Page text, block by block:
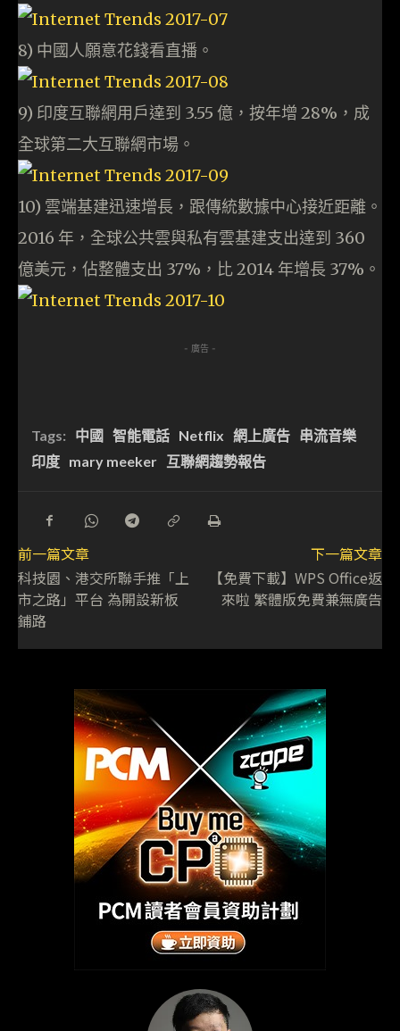
8) 中國人願意花錢看直播。
9) 印度互聯網用戶達到 3.55 億，按年增 28%，成
全球第二大互聯網市場。
10) 雲端基建迅速增長，跟傳統數據中心接近距離。
2016 年，全球公共雲與私有雲基建支出達到 360
億美元，佔整體支出 37%，比 2014 年增長 37%。
- 廣告 -
Tags: 中國 智能電話 Netflix 網上廣告 串流音樂
印度 mary meeker 互聯網趨勢報告
前一篇文章
科技園、港交所聯手推「上
市之路」平台 為開設新板
鋪路
下一篇文章
【免費下載】WPS Office返
來啦 繁體版免費兼無廣告